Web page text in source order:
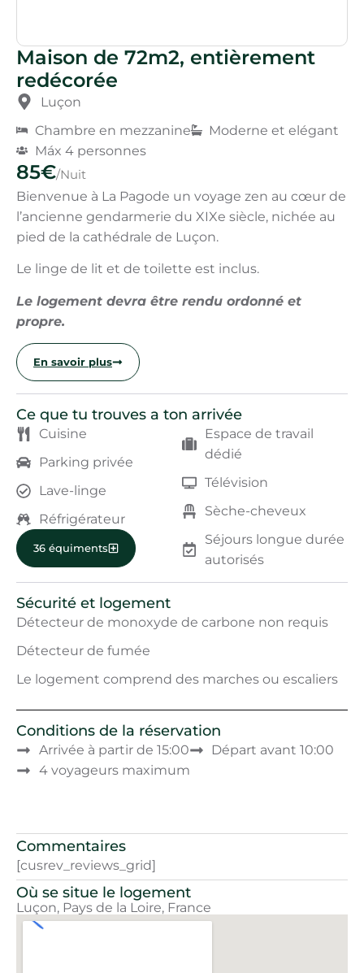
Maison de 72m2, entièrement
redécorée
Luçon
Chambre en mezzanine
Moderne et elégant
Máx 4 personnes
85€/Nuit
Bienvenue à La Pagode un voyage zen au cœur de
l’ancienne gendarmerie du XIXe siècle, nichée au
pied de la cathédrale de Luçon.
Le linge de lit et de toilette est inclus.
Le logement devra être rendu ordonné et
propre.
En savoir plus
Ce que tu trouves a ton arrivée
Cuisine
Parking privée
Lave-linge
Réfrigérateur
36 équiments
Espace de travail
dédié
Télévision
Sèche-cheveux
Séjours longue durée
autorisés
Sécurité et logement
Détecteur de monoxyde de carbone non requis
Détecteur de fumée
Le logement comprend des marches ou escaliers
Conditions de la réservation
Arrivée à partir de 15:00
Départ avant 10:00
4 voyageurs maximum
Commentaires
[cusrev_reviews_grid]
Où se situe le logement
Luçon, Pays de la Loire, France